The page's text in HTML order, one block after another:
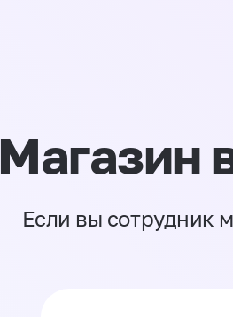
Магазин
Если вы сотрудник